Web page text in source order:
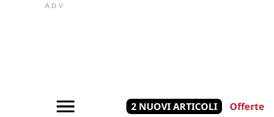
ADV
2 NUOVI ARTICOLI Offerte